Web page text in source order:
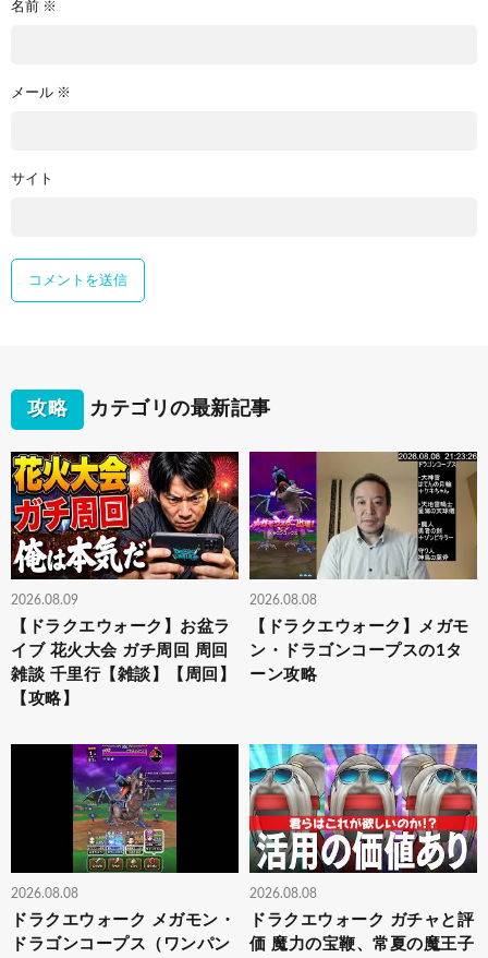
名前 ※
メール ※
サイト
攻略 カテゴリの最新記事
2026.08.09
【ドラクエウォーク】お盆ラ
イブ 花火大会 ガチ周回 周回
雑談 千里行【雑談】【周回】
【攻略】
2026.08.08
【ドラクエウォーク】メガモ
ン・ドラゴンコープスの1タ
ーン攻略
2026.08.08
ドラクエウォーク メガモン・
ドラゴンコープス（ワンパン
2026.08.08
ドラクエウォーク ガチャと評
価 魔力の宝鞭、常夏の魔王子